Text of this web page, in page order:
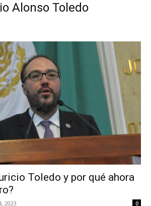
Alonso Toledo
Toledo y por qué ahora
2023 0